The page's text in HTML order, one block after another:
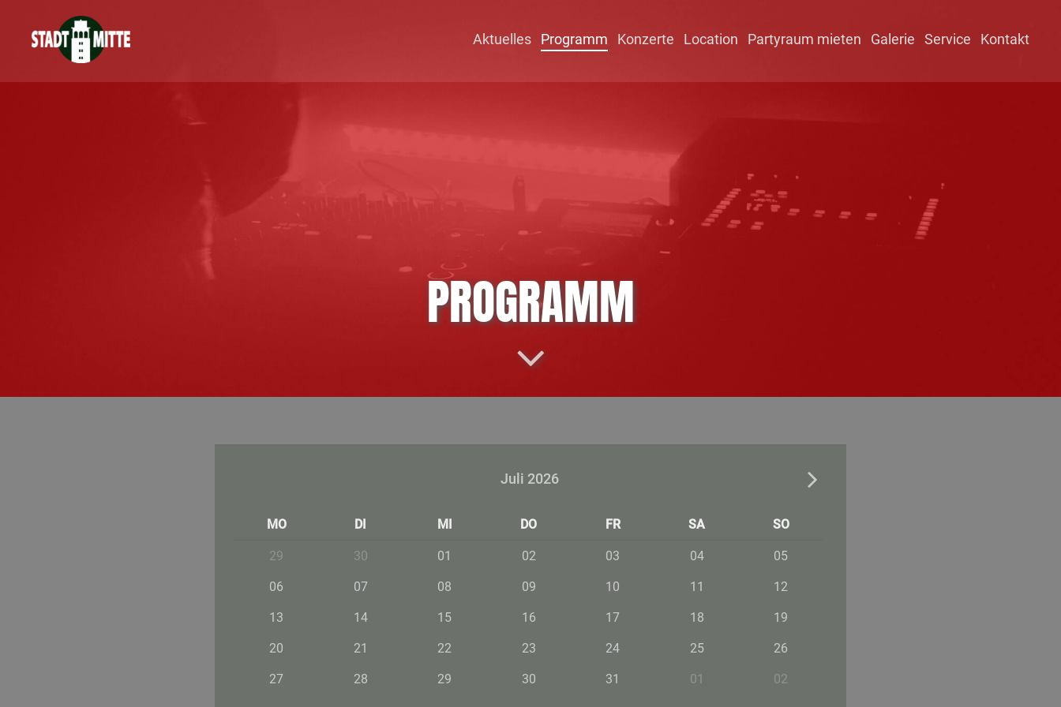
Aktuelles Programm Konzerte Location Partyraum mieten Galerie Service Kontakt
PROGRAMM
Juli 2026
MO DI MI DO FR SA SO
29 30 01 02 03 04 05
06 07 08 09 10 11 12
13 14 15 16 17 18 19
20 21 22 23 24 25 26
27 28 29 30 31 01 02